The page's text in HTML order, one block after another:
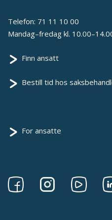
Telefon: 71 11 10 00
Mandag–fredag kl.
Finn ansatt
Bestill tid hos
For ansatte
Følg
Følg
Følg